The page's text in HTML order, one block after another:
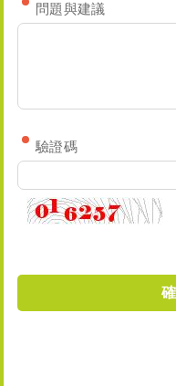
問題與建議
驗證碼